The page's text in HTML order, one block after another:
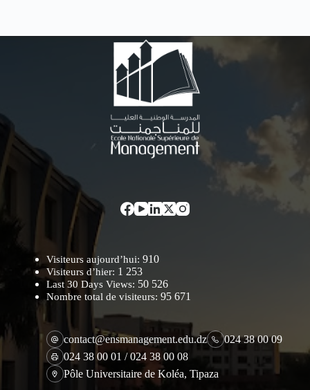
Visiteurs aujourd’hui: 910
Visiteurs d’hier: 1 253
Last 30 Days Views: 50 526
Nombre total de visiteurs: 95 671
contact@ensmanagement.edu.dz
024 38 00 09
024 38 00 01 / 024 38 00 08
Pôle Universitaire de Koléa, Tipaza